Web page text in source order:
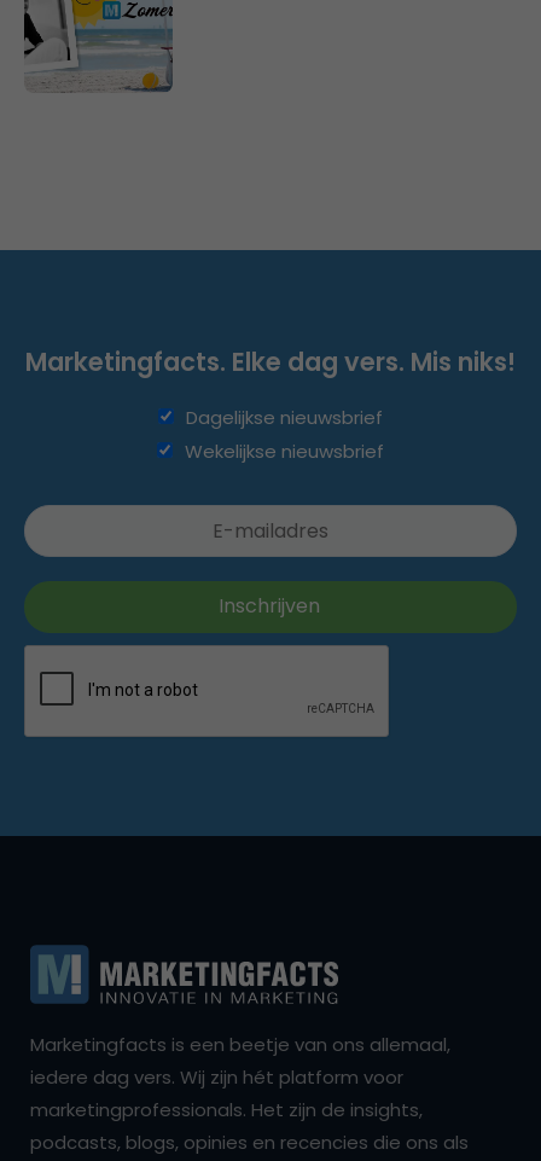
Marketingfacts. Elke dag vers. Mis niks!
Dagelijkse nieuwsbrief
Wekelijkse nieuwsbrief
Marketingfacts is een beetje van ons allemaal,
iedere dag vers. Wij zijn hét platform voor
marketingprofessionals. Het zijn de insights,
podcasts, blogs, opinies en recencies die ons als